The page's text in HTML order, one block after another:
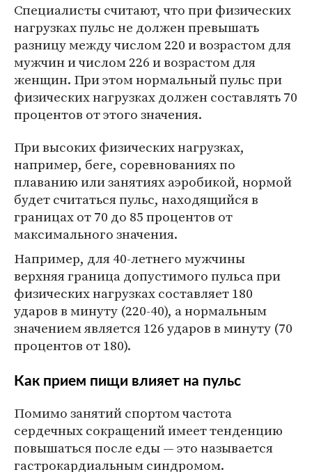
Специалисты считают, что при физических
нагрузках пульс не должен превышать
разницу между числом 220 и возрастом для
мужчин и числом 226 и возрастом для
женщин. При этом нормальный пульс при
физических нагрузках должен составлять 70
процентов от этого значения.
При высоких физических нагрузках,
например, беге, соревнованиях по
плаванию или занятиях аэробикой, нормой
будет считаться пульс, находящийся в
границах от 70 до 85 процентов от
максимального значения.
Например, для 40-летнего мужчины
верхняя граница допустимого пульса при
физических нагрузках составляет 180
ударов в минуту (220-40), а нормальным
значением является 126 ударов в минуту (70
процентов от 180).
Как прием пищи влияет на пульс
Помимо занятий спортом частота
сердечных сокращений имеет тенденцию
повышаться после еды — это называется
гастрокардиальным синдромом.